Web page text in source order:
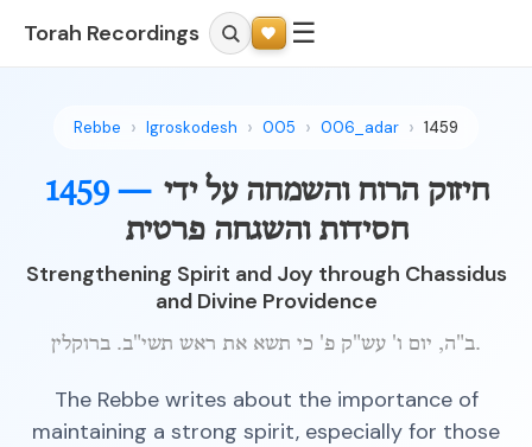
Torah Recordings ☰
Rebbe Igroskodesh 005 006_adar 1459
1459 — חיזוק הרוח והשמחה על ידי
חסידות והשגחה פרטית
Strengthening Spirit and Joy through Chassidus
and Divine Providence
ב"ה, יום ו' עש"ק פ' כי תשא את ראש תשי"ב. ברוקלין.
The Rebbe writes about the importance of
maintaining a strong spirit, especially for those